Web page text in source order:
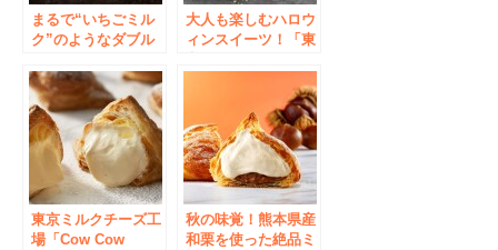
まるで“いちごミル
ク”のようなダブル
キッチンから季節限
定「ミルクパイ ス
トロベリー」が発売
大人も楽しむハロウ
ィンスイーツ！「東
キー詰合せ「ハロウ
ィンセレクション」
を今年も数量限定発
売
東京ミルクチーズ工
場「Cow Cow
秋の味覚！熊本県産
和栗を使った絶品ミ